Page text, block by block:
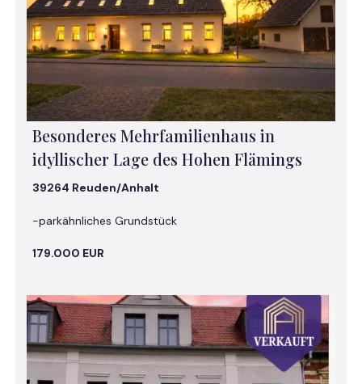
Besonderes Mehrfamilienhaus in
idyllischer Lage des Hohen Flämings
39264 Reuden/Anhalt
-parkähnliches Grundstück
179.000 EUR